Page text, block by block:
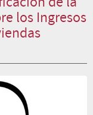
los Ingresos